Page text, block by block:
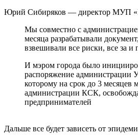
Юрий Сибиряков — директор МУП
Мы совместно с
месяца разрабатывали
взвешивали все риски, все за и
И мэром города было
распоряжение администрации
которому на срок до 3 месяцев
администрации КСК,
предпринимателей
Дальше все будет зависеть от